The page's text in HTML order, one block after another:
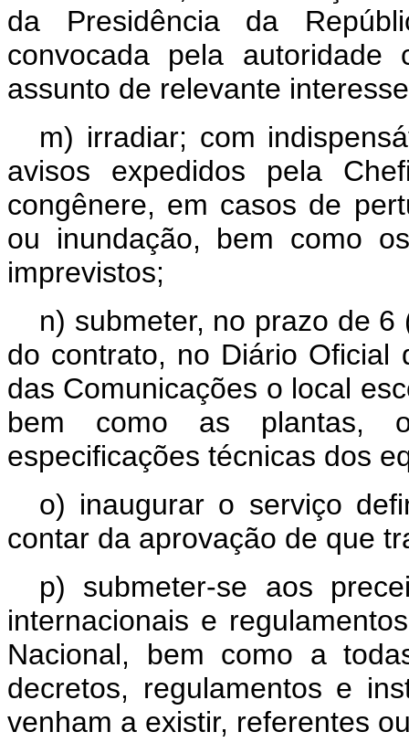
da Presidência da
convocada pela
assunto de relevante
m) irradiar; com
avisos expedidos pela
congênere, em casos de
ou inundação, bem como
imprevistos;
n) submeter, no prazo de
do contrato, no Diário Oficial
das Comunicações o local
bem como as plantas,
especificações técnicas dos
o) inaugurar o serviço
contar da aprovação de que
p) submeter-se aos
internacionais e
Nacional, bem como a
decretos, regulamentos e
venham a existir, referentes